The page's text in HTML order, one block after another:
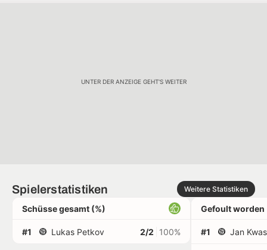
UNTER DER ANZEIGE GEHT'S WEITER
Spielerstatistiken Weitere Statistiken
Schüsse gesamt (%)
#1 Lukas Petkov 2/2 100%
Gefoult worden
#1 Jan